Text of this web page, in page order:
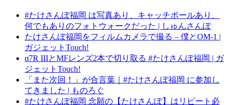
#たけさんぽ福岡 は写真あり、キャッチボールあり、
何でもありのフォトウォークだった | しゅんさんぽ
たけさんぽ福岡をフィルムカメラで撮る – 僕とOM-1 |
ガジェットTouch!
α7R IIIとMFレンズ2本で切り取る #たけさんぽ福岡 | ガ
ジェットTouch!
「また次回！」が合言葉｜#たけさんぽ福岡 に参加し
てきました | ものろぐ
#たけさんぽ福岡 念願の【たけさんぽ】はリピート必